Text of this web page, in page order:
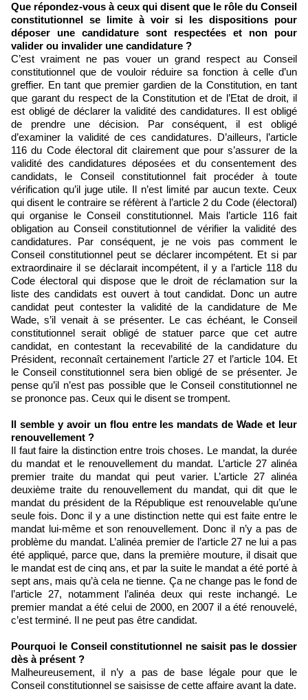
Que répondez-vous à ceux qui disent que le rôle du Conseil
constitutionnel se limite à voir si les dispositions pour
déposer une candidature sont respectées et non pour
valider ou invalider une candidature ?
C’est vraiment ne pas vouer un grand respect au Conseil
constitutionnel que de vouloir réduire sa fonction à celle d’un
greffier. En tant que premier gardien de la Constitution, en tant
que garant du respect de la Constitution et de l’Etat de droit, il
est obligé de déclarer la validité des candidatures. Il est obligé
de prendre une décision. Par conséquent, il est obligé
d’examiner la validité de ces candidatures. D’ailleurs, l’article
116 du Code électoral dit clairement que pour s’assurer de la
validité des candidatures déposées et du consentement des
candidats, le Conseil constitutionnel fait procéder à toute
vérification qu’il juge utile. Il n’est limité par aucun texte. Ceux
qui disent le contraire se réfèrent à l’article 2 du Code (électoral)
qui organise le Conseil constitutionnel. Mais l’article 116 fait
obligation au Conseil constitutionnel de vérifier la validité des
candidatures. Par conséquent, je ne vois pas comment le
Conseil constitutionnel peut se déclarer incompétent. Et si par
extraordinaire il se déclarait incompétent, il y a l’article 118 du
Code électoral qui dispose que le droit de réclamation sur la
liste des candidats est ouvert à tout candidat. Donc un autre
candidat peut contester la validité de la candidature de Me
Wade, s’il venait à se présenter. Le cas échéant, le Conseil
constitutionnel serait obligé de statuer parce que cet autre
candidat, en contestant la recevabilité de la candidature du
Président, reconnaît certainement l’article 27 et l’article 104. Et
le Conseil constitutionnel sera bien obligé de se présenter. Je
pense qu’il n’est pas possible que le Conseil constitutionnel ne
se prononce pas. Ceux qui le disent se trompent.
Il semble y avoir un flou entre les mandats de Wade et leur
renouvellement ?
Il faut faire la distinction entre trois choses. Le mandat, la durée
du mandat et le renouvellement du mandat. L’article 27 alinéa
premier traite du mandat qui peut varier. L’article 27 alinéa
deuxième traite du renouvellement du mandat, qui dit que le
mandat du président de la République est renouvelable qu’une
seule fois. Donc il y a une distinction nette qui est faite entre le
mandat lui-même et son renouvellement. Donc il n’y a pas de
problème du mandat. L’alinéa premier de l’article 27 ne lui a pas
été appliqué, parce que, dans la première mouture, il disait que
le mandat est de cinq ans, et par la suite le mandat a été porté à
sept ans, mais qu’à cela ne tienne. Ça ne change pas le fond de
l’article 27, notamment l’alinéa deux qui reste inchangé. Le
premier mandat a été celui de 2000, en 2007 il a été renouvelé,
c’est terminé. Il ne peut pas être candidat.
Pourquoi le Conseil constitutionnel ne saisit pas le dossier
dès à présent ?
Malheureusement, il n’y a pas de base légale pour que le
Conseil constitutionnel se saisisse de cette affaire avant la date.